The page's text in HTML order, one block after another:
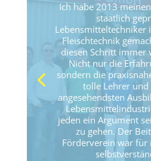
Ich habe 2013
staatlich
Lebensmitteltechniker
Fleischtechnik
diesen Schritt immer
Nicht nur die
sondern die
tolle Lehrer und
angesehendsten
jeden ein Argument
zu gehen. Der
Förderverein war für